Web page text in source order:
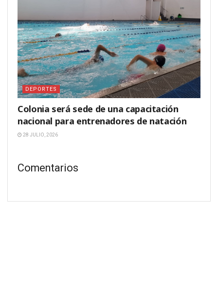
DEPORTES
Colonia será sede de una capacitación
nacional para entrenadores de natación
28 JULIO, 2026
Comentarios